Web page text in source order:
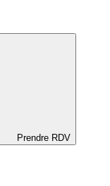
Prendre RDV